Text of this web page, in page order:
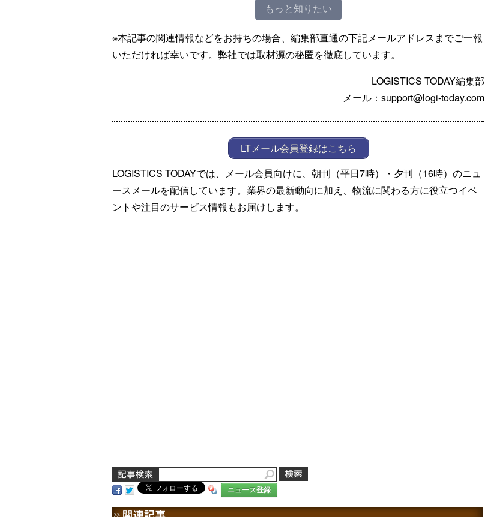
もっと知りたい
※本記事の関連情報などをお持ちの場合、編集部直通の下記メールアドレスまでご一報
いただければ幸いです。弊社では取材源の秘匿を徹底しています。
LOGISTICS TODAY編集部
メール：support@logi-today.com
LTメール会員登録はこちら
LOGISTICS TODAYでは、メール会員向けに、朝刊（平日7時）・夕刊（16時）のニュ
ースメールを配信しています。業界の最新動向に加え、物流に関わる方に役立つイベ
ントや注目のサービス情報もお届けします。
ニュース登録